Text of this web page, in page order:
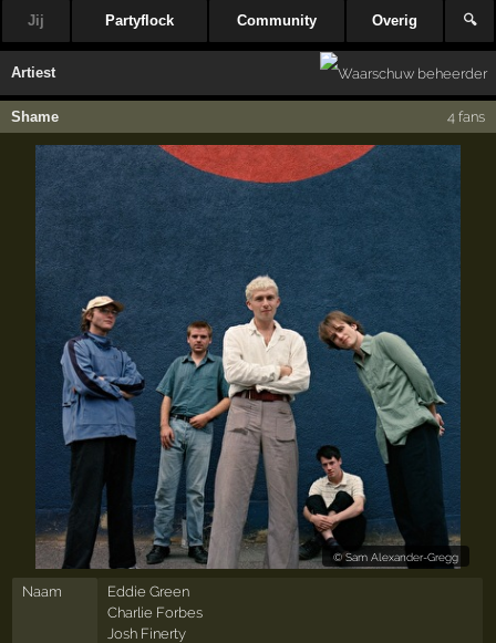
Jij Partyflock Community Overig 🔍
Artiest
Shame 4 fans
©Sam Alexander-Gregg
Naam
Eddie Green
Charlie Forbes
Josh Finerty